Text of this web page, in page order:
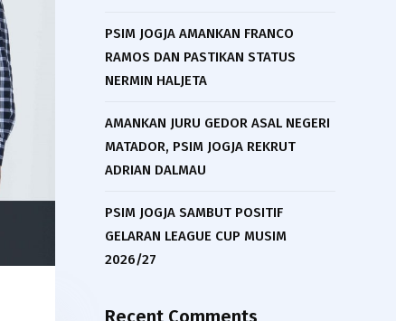
PSIM JOGJA AMANKAN FRANCO
RAMOS DAN PASTIKAN STATUS
NERMIN HALJETA
AMANKAN JURU GEDOR ASAL NEGERI
MATADOR, PSIM JOGJA REKRUT
ADRIAN DALMAU
PSIM JOGJA SAMBUT POSITIF
GELARAN LEAGUE CUP MUSIM
2026/27
Recent Comments